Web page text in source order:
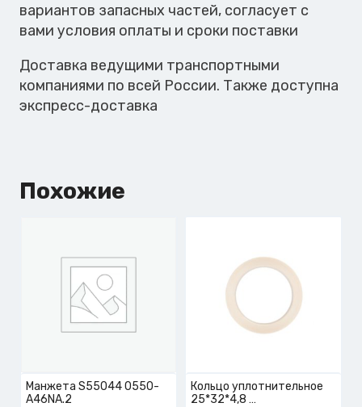
вариантов запасных частей, согласует с
вами условия оплаты и сроки поставки
Доставка ведущими транспортными
компаниями по всей России. Также доступна
экспресс-доставка
Похожие
Манжета S55044 0550-
A46NA.2
Кольцо уплотнительное
25*32*4,8